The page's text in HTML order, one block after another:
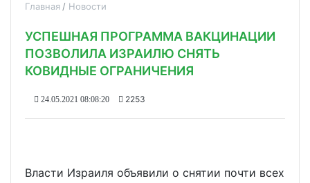
Главная Новости
УСПЕШНАЯ ПРОГРАММА ВАКЦИНАЦИИ
ПОЗВОЛИЛА ИЗРАИЛЮ СНЯТЬ
КОВИДНЫЕ ОГРАНИЧЕНИЯ
24.05.2021 08:08:20 2253
Власти Израиля объявили о снятии почти всех